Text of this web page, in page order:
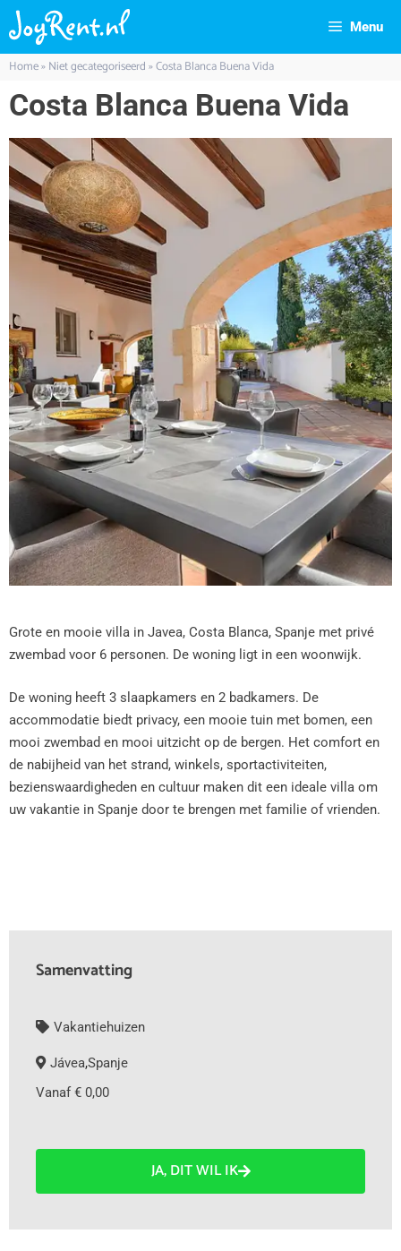
Menu
Home»Niet gecategoriseerd»Costa Blanca Buena Vida
Costa Blanca Buena Vida
Grote en mooie villa in Javea, Costa Blanca, Spanje met privé
zwembad voor 6 personen. De woning ligt in een woonwijk.
De woning heeft 3 slaapkamers en 2 badkamers. De
accommodatie biedt privacy, een mooie tuin met bomen, een
mooi zwembad en mooi uitzicht op de bergen. Het comfort en
de nabijheid van het strand, winkels, sportactiviteiten,
bezienswaardigheden en cultuur maken dit een ideale villa om
uw vakantie in Spanje door te brengen met familie of vrienden.
Samenvatting
Vakantiehuizen
Jávea,Spanje
Vanaf € 0,00
JA, DIT WIL IK